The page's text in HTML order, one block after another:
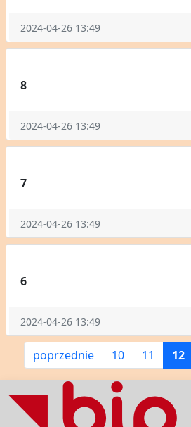
2024-04-26 13:49
8
2024-04-26 13:49
7
2024-04-26 13:49
6
2024-04-26 13:49
poprzednie 10 11 12